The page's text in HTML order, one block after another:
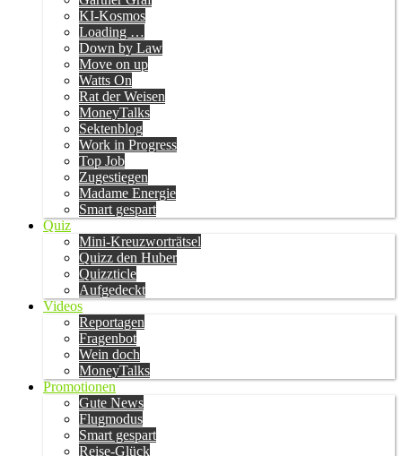
KI-Kosmos
Loading …
Down by Law
Move on up
Watts On
Rat der Weisen
MoneyTalks
Sektenblog
Work in Progress
Top Job
Zugestiegen
Madame Energie
Smart gespart
Quiz
Mini-Kreuzworträtsel
Quizz den Huber
Quizzticle
Aufgedeckt
Videos
Reportagen
Fragenbot
Wein doch
MoneyTalks
Promotionen
Gute News
Flugmodus
Smart gespart
Reise-Glück